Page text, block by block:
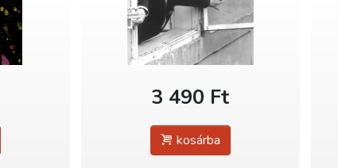
3 490 Ft
kosárba